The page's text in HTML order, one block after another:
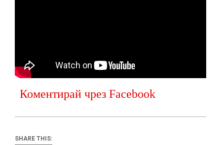
Коментирай чрез Facebook
SHARE THIS: